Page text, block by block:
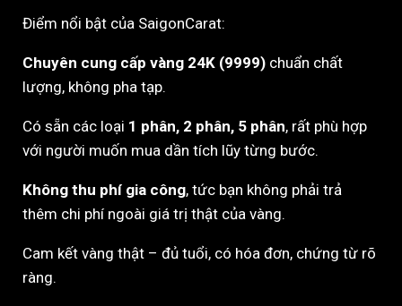
Điểm nổi bật của SaigonCarat:
Chuyên cung cấp vàng 24K (9999) chuẩn chất
lượng, không pha tạp.
Có sẵn các loại 1 phân, 2 phân, 5 phân, rất phù hợp
với người muốn mua dần tích lũy từng bước.
Không thu phí gia công, tức bạn không phải trả
thêm chi phí ngoài giá trị thật của vàng.
Cam kết vàng thật – đủ tuổi, có hóa đơn, chứng từ rõ
ràng.